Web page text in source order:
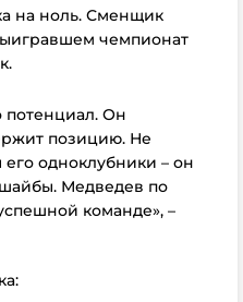
на ноль. Сменщик
чемпионат
потенциал. Он
позицию. Не
одноклубники – он
Медведев по
команде», –